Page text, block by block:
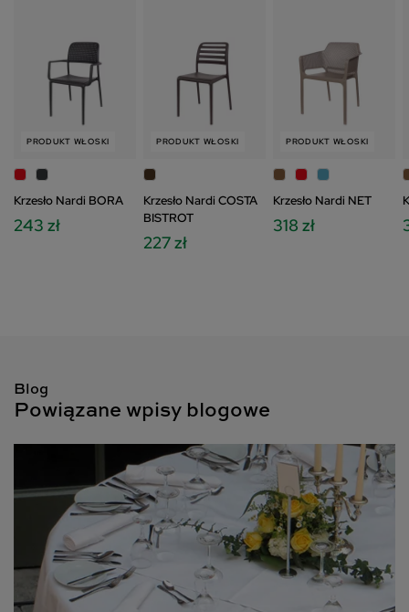
PRODUKT WŁOSKI
Krzesło Nardi BORA
243 zł
PRODUKT WŁOSKI
Krzesło Nardi COSTA
BISTROT
227 zł
PRODUKT WŁOSKI
Krzesło Nardi NET
318 zł
Blog
Powiązane wpisy blogowe